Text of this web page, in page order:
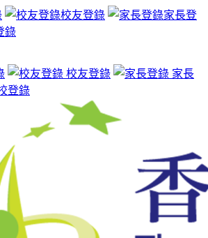
校友登錄
家長登
錄
校友登錄
家長
登錄